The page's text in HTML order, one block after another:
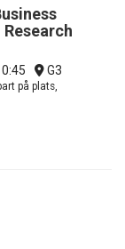
G3
på plats,